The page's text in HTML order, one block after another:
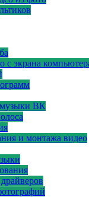
с экрана
ВК
и монтажа видео